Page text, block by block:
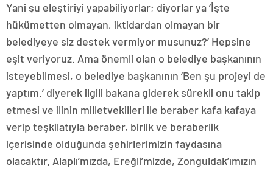
Yani şu eleştiriyi yapabiliyorlar; diyorlar ya ‘İşte
hükümetten olmayan, iktidardan olmayan bir
belediyeye siz destek vermiyor musunuz?’ Hepsine
eşit veriyoruz. Ama önemli olan o belediye başkanının
isteyebilmesi, o belediye başkanının ‘Ben şu projeyi de
yaptım.’ diyerek ilgili bakana giderek sürekli onu takip
etmesi ve ilinin milletvekilleri ile beraber kafa kafaya
verip teşkilatıyla beraber, birlik ve beraberlik
içerisinde olduğunda şehirlerimizin faydasına
olacaktır. Alaplı’mızda, Ereğli’mizde, Zonguldak’ımızın